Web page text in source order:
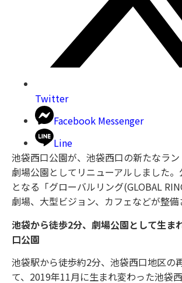
Twitter
Facebook Messenger
Line
池袋西口公園が、池袋西口の新たなラ
劇場公園としてリニューアルしました
となる「グローバルリング(GLOBAL
劇場、大型ビジョン、カフェなどが整備
池袋から徒歩2分、劇場公園として生ま
口公園
池袋駅から徒歩約2分、池袋西口地区の
て、2019年11月に生まれ変わった池袋